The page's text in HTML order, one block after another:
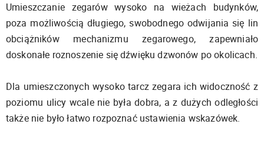
Umieszczanie zegarów wysoko na wieżach budynków,
poza możliwością długiego, swobodnego odwijania się lin
obciążników mechanizmu zegarowego, zapewniało
doskonałe roznoszenie się dźwięku dzwonów po okolicach.
Dla umieszczonych wysoko tarcz zegara ich widoczność z
poziomu ulicy wcale nie była dobra, a z dużych odległości
także nie było łatwo rozpoznać ustawienia wskazówek.